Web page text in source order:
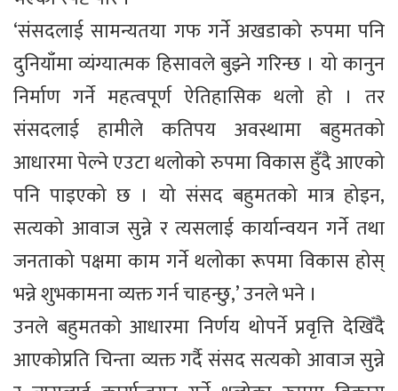
‘संसदलाई सामन्यतया गफ गर्ने अखडाको रुपमा पनि
दुनियाँमा व्यंग्यात्मक हिसावले बुझ्ने गरिन्छ । यो कानुन
निर्माण गर्ने महत्वपूर्ण ऐतिहासिक थलो हो । तर
संसदलाई हामीले कतिपय अवस्थामा बहुमतको
आधारमा पेल्ने एउटा थलोको रुपमा विकास हुँदै आएको
पनि पाइएको छ । यो संसद बहुमतको मात्र होइन,
सत्यको आवाज सुन्ने र त्यसलाई कार्यान्वयन गर्ने तथा
जनताको पक्षमा काम गर्ने थलोका रूपमा विकास होस्
भन्ने शुभकामना व्यक्त गर्न चाहन्छु,’ उनले भने ।
उनले बहुमतको आधारमा निर्णय थोपर्ने प्रवृत्ति देखिँदै
आएकोप्रति चिन्ता व्यक्त गर्दै संसद सत्यको आवाज सुन्ने